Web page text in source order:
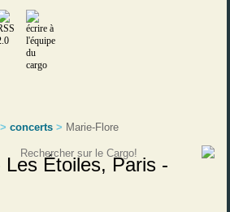
>concerts > Marie-Flore
Les Étoiles, Paris -